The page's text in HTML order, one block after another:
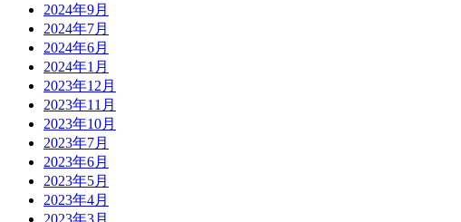
2024年9月
2024年7月
2024年6月
2024年1月
2023年12月
2023年11月
2023年10月
2023年7月
2023年6月
2023年5月
2023年4月